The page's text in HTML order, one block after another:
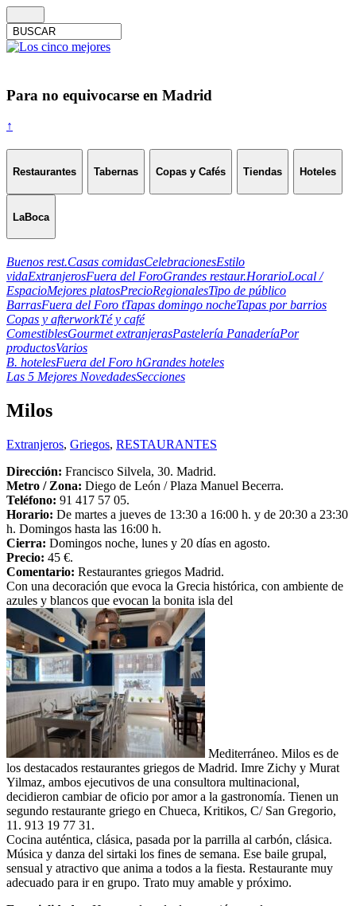
Para no equivocarse en Madrid
↑
Restaurantes Tabernas Copas y Cafés Tiendas Hoteles
LaBoca
Buenos rest.Casas comidasCelebracionesEstilo
vidaExtranjerosFuera del ForoGrandes restaur.HorarioLocal /
EspacioMejores platosPrecioRegionalesTipo de público
BarrasFuera del Foro tTapas domingo nocheTapas por barrios
Copas y afterworkTé y café
ComestiblesGourmet extranjerasPastelería PanaderíaPor
productosVarios
B. hotelesFuera del Foro hGrandes hoteles
Las 5 Mejores NovedadesSecciones
Milos
Extranjeros, Griegos, RESTAURANTES
Dirección: Francisco Silvela, 30. Madrid.
Metro / Zona: Diego de León / Plaza Manuel Becerra.
Teléfono: 91 417 57 05.
Horario: De martes a jueves de 13:30 a 16:00 h. y de 20:30 a 23:30
h. Domingos hasta las 16:00 h.
Cierra: Domingos noche, lunes y 20 días en agosto.
Precio: 45 €.
Comentario: Restaurantes griegos Madrid.
Con una decoración que evoca la Grecia histórica, con ambiente de
azules y blancos que evocan la bonita isla del
Mediterráneo. Milos es de
los destacados restaurantes griegos de Madrid. Imre Zichy y Murat
Yilmaz, ambos ejecutivos de una consultora multinacional,
decidieron cambiar de oficio por amor a la gastronomía. Tienen un
segundo restaurante griego en Chueca, Kritikos, C/ San Gregorio,
11. 913 19 77 31.
Cocina auténtica, clásica, pasada por la parrilla al carbón, clásica.
Música y danza del sirtaki los fines de semana. Ese baile grupal,
sensual y atractivo que anima a todos a la fiesta. Restaurante muy
adecuado para ir en grupo. Trato muy amable y próximo.